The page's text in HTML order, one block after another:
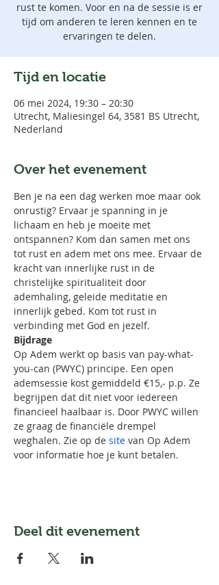
rust te komen. Voor en na de sessie is er
tijd om anderen te leren kennen en te
ervaringen te delen.
Tijd en locatie
06 mei 2024, 19:30 – 20:30
Utrecht, Maliesingel 64, 3581 BS Utrecht,
Nederland
Over het evenement
Ben je na een dag werken moe maar ook
onrustig? Ervaar je spanning in je
lichaam en heb je moeite met
ontspannen? Kom dan samen met ons
tot rust en adem met ons mee. Ervaar de
kracht van innerlijke rust in de
christelijke spiritualiteit door
ademhaling, geleide meditatie en
innerlijk gebed. Kom tot rust in
verbinding met God en jezelf.
Bijdrage
Op Adem werkt op basis van pay-what-
you-can (PWYC) principe. Een open
ademsessie kost gemiddeld €15,- p.p. Ze
begrijpen dat dit niet voor iedereen
financieel haalbaar is. Door PWYC willen
ze graag de financiële drempel
weghalen. Zie op de site van Op Adem
voor informatie hoe je kunt betalen.
Deel dit evenement